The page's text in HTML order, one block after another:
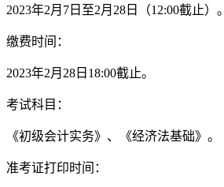
2023年2月7日至2月28日（12:00截止）。
缴费时间：
2023年2月28日18:00截止。
考试科目：
《初级会计实务》、《经济法基础》。
准考证打印时间：